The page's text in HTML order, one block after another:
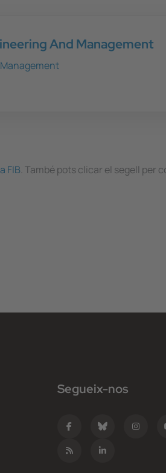
And Management
FIB. També pots clicar el segell per
Segueix-nos